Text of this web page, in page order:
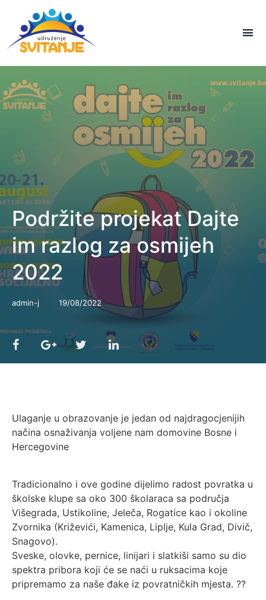
Podržite projekat Dajte
im razlog za osmijeh
2022
admin-j 19/08/2022
Ulaganje u obrazovanje je jedan od najdragocjenijih
načina osnaživanja voljene nam domovine Bosne i
Hercegovine
Tradicionalno i ove godine dijelimo radost povratka u
školske klupe sa oko 300 školaraca sa područja
Višegrada, Ustikoline, Jeleča, Rogatice kao i okoline
Zvornika (Križevići, Kamenica, Liplje, Kula Grad, Divič,
Snagovo).
Sveske, olovke, pernice, linijari i slatkiši samo su dio
spektra pribora koji će se naći u ruksacima koje
pripremamo za naše đake iz povratničkih mjesta. ??